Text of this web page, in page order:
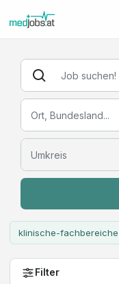
klinische-fachbereiche
Filter